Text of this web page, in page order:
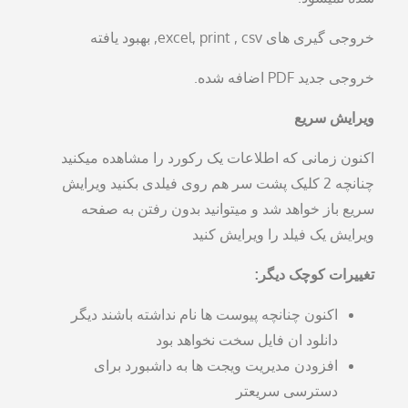
خروجی گیری های excel, print , csv, بهبود یافته
خروجی جدید PDF اضافه شده.
ویرایش سریع
اکنون زمانی که اطلاعات یک رکورد را مشاهده میکنید
چنانچه 2 کلیک پشت سر هم روی فیلدی بکنید ویرایش
سریع باز خواهد شد و میتوانید بدون رفتن به صفحه
ویرایش یک فیلد را ویرایش کنید
تغییرات کوچک دیگر:
اکنون چنانچه پیوست ها نام نداشته باشند دیگر
دانلود ان فایل سخت نخواهد بود
افزودن مدیریت ویجت ها به داشبورد برای
دسترسی سریعتر